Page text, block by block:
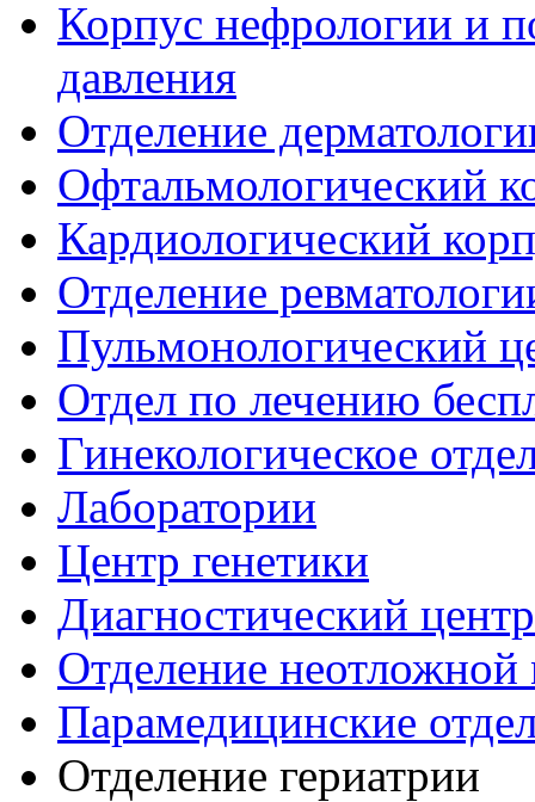
Корпус нефрологии и
давления
Отделение
Офтальмологический
Кардиологический
Отделение
Пульмонологический
Отдел по лечению
Гинекологическое
Лаборатории
Центр генетики
Диагностический центр
Отделение
Парамедицинские
Отделение гериатрии